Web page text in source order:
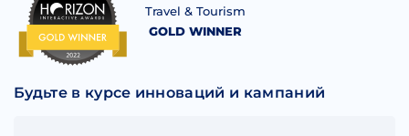
Travel & Tourism
GOLD WINNER
Будьте в курсе инноваций и кампаний